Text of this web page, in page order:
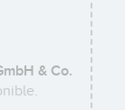
& Co.